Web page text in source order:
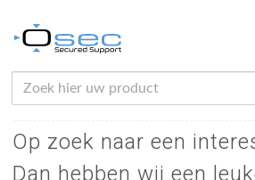
HOME
OVER ONS
NIEUWS
Op zoek naar een
Dan hebben wij een